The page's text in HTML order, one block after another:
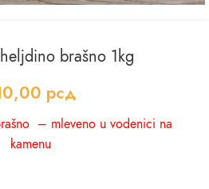
brašno 1kg
рсд
– mleveno u vodenici na
kamenu